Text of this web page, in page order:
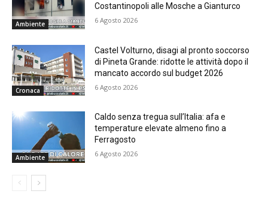
Ambiente
Costantinopoli alle Mosche a Gianturco
6 Agosto 2026
Cronaca
Castel Volturno, disagi al pronto soccorso
di Pineta Grande: ridotte le attività dopo il
mancato accordo sul budget 2026
6 Agosto 2026
Ambiente
Caldo senza tregua sull’Italia: afa e
temperature elevate almeno fino a
Ferragosto
6 Agosto 2026